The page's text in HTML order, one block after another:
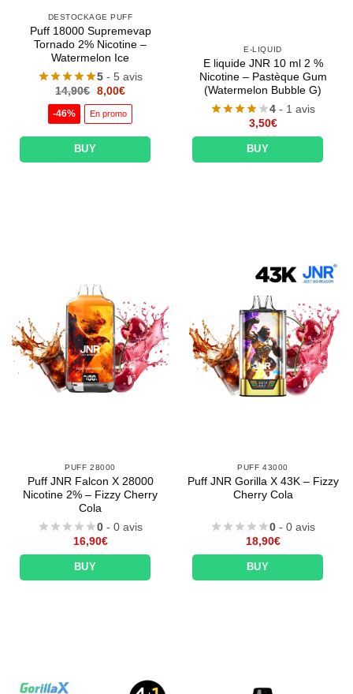
DESTOCKAGE PUFF
Puff 18000 Supremevap
Tornado 2% Nicotine –
Watermelon Ice
5 - 5 avis
14,90€ Le
initial
était :
8,00€Le
actuel
est :
-46% En promo
BUY
E-LIQUID
E liquide JNR 10 ml 2 %
Nicotine – Pastèque Gum
(Watermelon Bubble G)
4 - 1 avis
3,50€
BUY
PUFF 28000
Puff JNR Falcon X 28000
Nicotine 2% – Fizzy Cherry
Cola
0 - 0 avis
16,90€
BUY
PUFF 43000
Puff JNR Gorilla X 43K – Fizzy
Cherry Cola
0 - 0 avis
18,90€
BUY